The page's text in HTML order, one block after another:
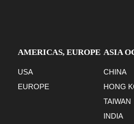
AMERICAS, EUROPE
USA
EUROPE
ASIA
CHINA
HONG
TAIWAN
INDIA